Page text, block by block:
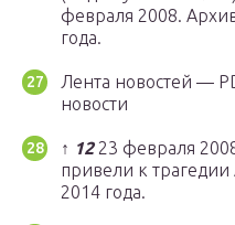
февраля 2008.
года.
Лента новостей —
новости
↑ 1223 февраля
привели к
2014 года.